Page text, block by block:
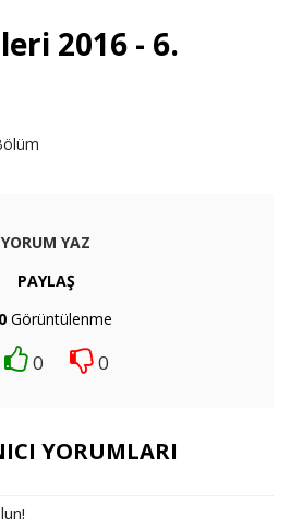
2016 - 6.
YORUM YAZ
PAYLAŞ
0Görüntülenme
0 0
YORUMLARI